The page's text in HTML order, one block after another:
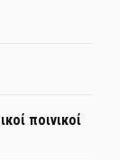
ποινικοί